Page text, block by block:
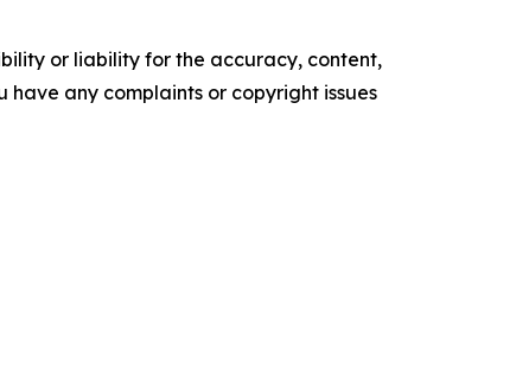
or liability for the accuracy, content,
any complaints or copyright issues